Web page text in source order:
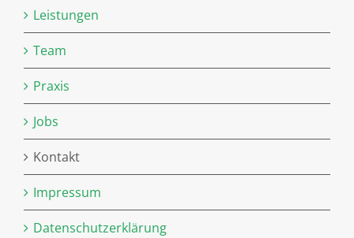
Leistungen
Team
Praxis
Jobs
Kontakt
Impressum
Datenschutzerklärung